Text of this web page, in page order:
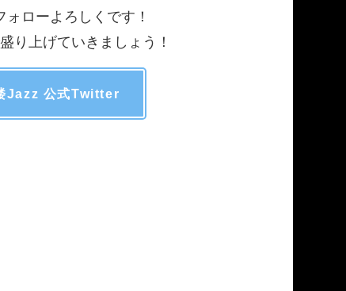
ローよろしくです！
り上げていきましょう！
Jazz 公式Twitter